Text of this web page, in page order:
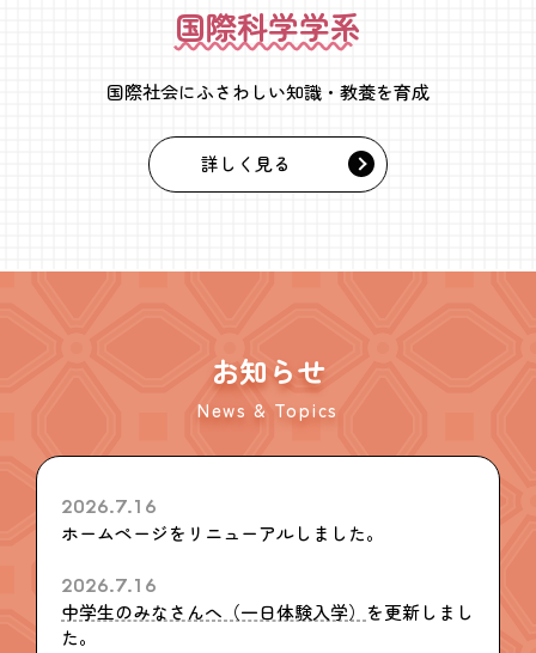
国際科学学系
国際社会にふさわしい知識・教養を育成
詳しく見る
お知らせ
News & Topics
2026.7.16
ホームページをリニューアルしました。
2026.7.16
中学生のみなさんへ（一日体験入学） を更新しまし
た。